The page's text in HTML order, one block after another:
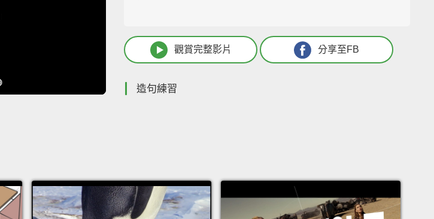
觀賞完整影片 分享至FB
造句練習